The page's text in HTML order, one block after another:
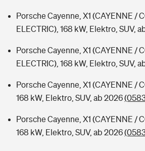
Porsche Cayenne, X1 (CAYENNE /
ELECTRIC), 168 kW, Elektro, SUV,
Porsche Cayenne, X1 (CAYENNE /
ELECTRIC), 168 kW, Elektro, SUV,
Porsche Cayenne, X1 (CAYENNE /
168 kW, Elektro, SUV, ab 2026
Porsche Cayenne, X1 (CAYENNE /
168 kW, Elektro, SUV, ab 2026